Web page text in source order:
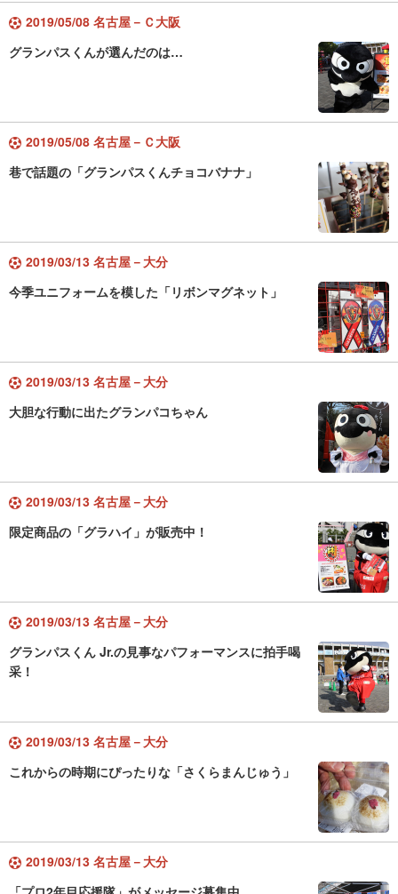
2019/05/08 名古屋－Ｃ大阪
グランパスくんが選んだのは…
2019/05/08 名古屋－Ｃ大阪
巷で話題の「グランパスくんチョコバナナ」
2019/03/13 名古屋－大分
今季ユニフォームを模した「リボンマグネット」
2019/03/13 名古屋－大分
大胆な行動に出たグランパコちゃん
2019/03/13 名古屋－大分
限定商品の「グラハイ」が販売中！
2019/03/13 名古屋－大分
グランパスくん Jr.の見事なパフォーマンスに拍手喝
采！
2019/03/13 名古屋－大分
これからの時期にぴったりな「さくらまんじゅう」
2019/03/13 名古屋－大分